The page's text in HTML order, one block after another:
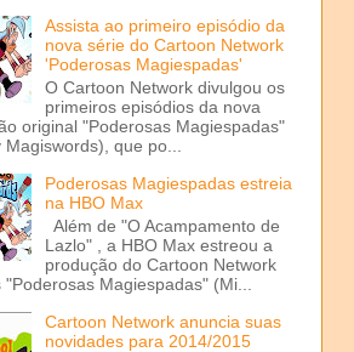
Assista ao primeiro episódio da
nova série do Cartoon Network
'Poderosas Magiespadas'
O Cartoon Network divulgou os
primeiros episódios da nova
original "Poderosas Magiespadas"
Magiswords), que po...
Poderosas Magiespadas estreia
na HBO Max
Além de "O Acampamento de
Lazlo" , a HBO Max estreou a
produção do Cartoon Network
"Poderosas Magiespadas" (Mi...
Cartoon Network anuncia suas
novidades para 2014/2015